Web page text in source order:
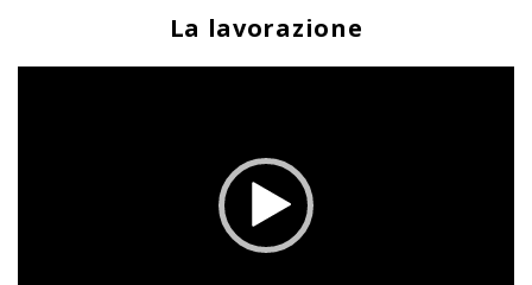
La lavorazione